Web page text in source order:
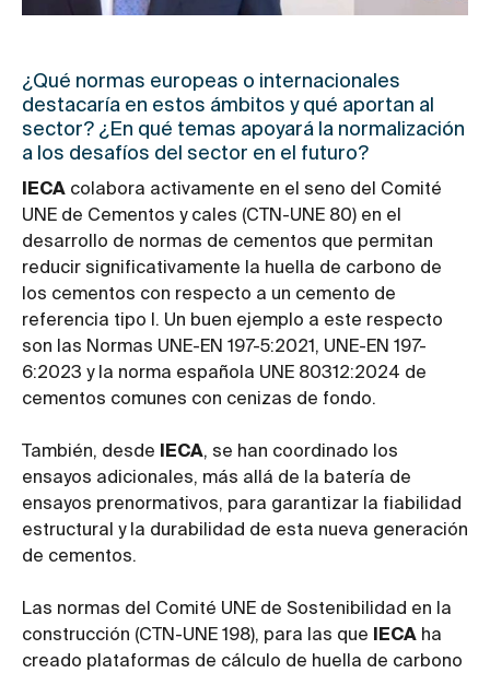
¿Qué normas europeas o internacionales
destacaría en estos ámbitos y qué aportan al
sector? ¿En qué temas apoyará la normalización
a los desafíos del sector en el futuro?
IECA colabora activamente en el seno del Comité
UNE de Cementos y cales (CTN-UNE 80) en el
desarrollo de normas de cementos que permitan
reducir significativamente la huella de carbono de
los cementos con respecto a un cemento de
referencia tipo I. Un buen ejemplo a este respecto
son las Normas UNE-EN 197-5:2021, UNE-EN 197-
6:2023 y la norma española UNE 80312:2024 de
cementos comunes con cenizas de fondo.
También, desde IECA, se han coordinado los
ensayos adicionales, más allá de la batería de
ensayos prenormativos, para garantizar la fiabilidad
estructural y la durabilidad de esta nueva generación
de cementos.
Las normas del Comité UNE de Sostenibilidad en la
construcción (CTN-UNE 198), para las que
IECA ha
creado plataformas de cálculo de huella de carbono